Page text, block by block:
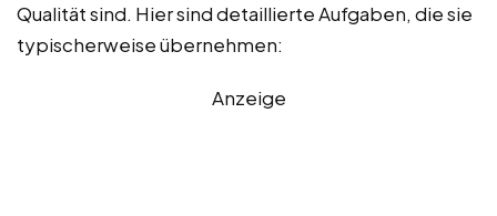
Qualität sind. Hier sind detaillierte Aufgaben, die sie
typischerweise übernehmen:
Anzeige